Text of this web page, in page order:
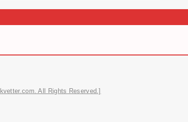
All Rights Reserved.]